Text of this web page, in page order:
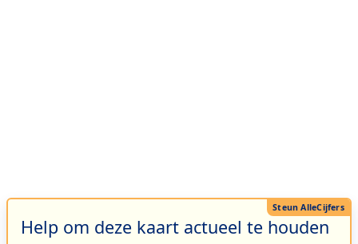
Help om deze kaart actueel te houden